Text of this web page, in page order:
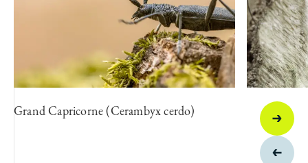
Grand Capricorne (Cerambyx cerdo)